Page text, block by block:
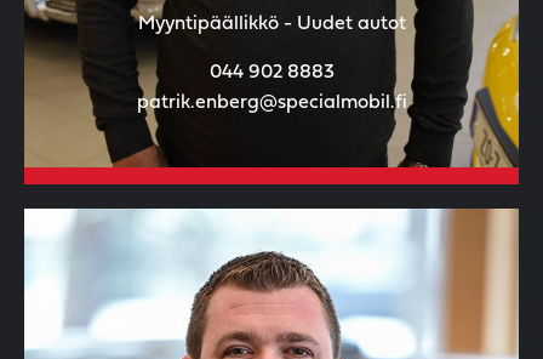
Myyntipäällikkö - Uudet autot
044 902 8883
patrik.enberg@specialmobil.fi